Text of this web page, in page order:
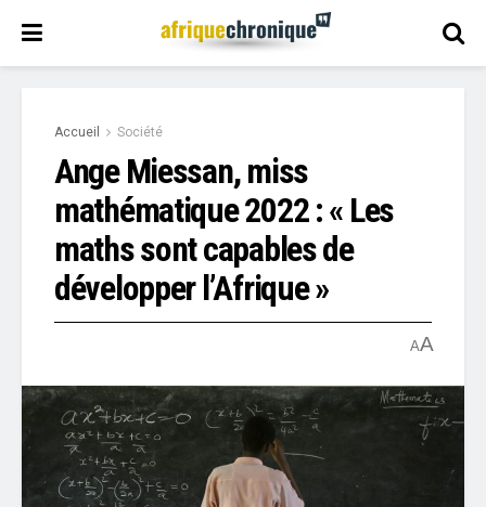
Accueil Société
Ange Miessan, miss
mathématique 2022 : « Les
maths sont capables de
développer l’Afrique »
AA